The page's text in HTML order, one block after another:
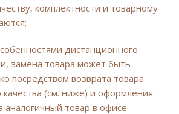
комплектности и товарному
дистанционного
замена товара может быть
посредством возврата товара
(см. ниже) и оформления
аналогичный товар в офисе